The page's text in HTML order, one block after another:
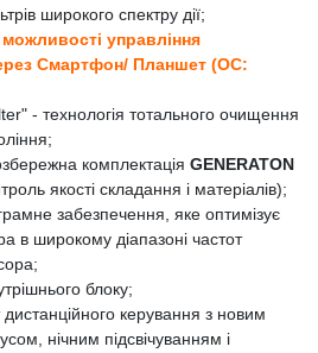
широкого спектру дії;
управління
Смартфон/ Планшет (ОС:
- технологія тотального очищення
комплектація GENERATON
якості складання і матеріалів);
забезпечення, яке оптимізує
в широкому діапазоні частот
блоку;
керування з новим
нічним підсвічуванням і